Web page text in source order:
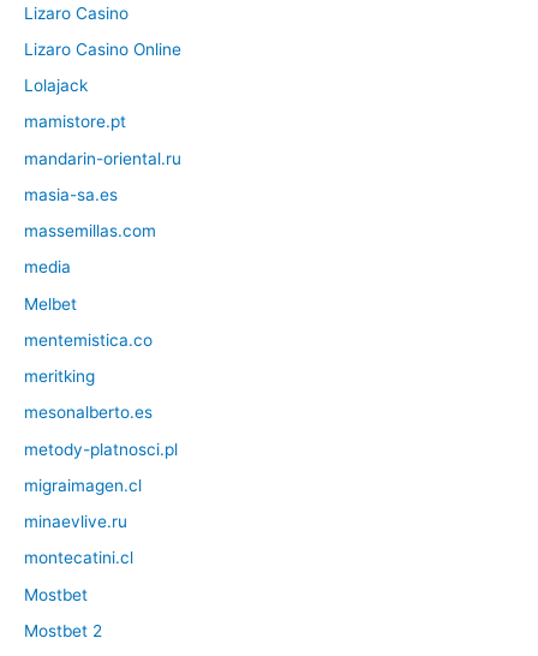
Lizaro Casino
Lizaro Casino Online
Lolajack
mamistore.pt
mandarin-oriental.ru
masia-sa.es
massemillas.com
media
Melbet
mentemistica.co
meritking
mesonalberto.es
metody-platnosci.pl
migraimagen.cl
minaevlive.ru
montecatini.cl
Mostbet
Mostbet 2